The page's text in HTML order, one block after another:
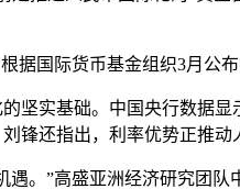
国际货币基金组织3月公布
实基础。中国央行数据显
锋还指出，利率优势正推动
”高盛亚洲经济研究团队